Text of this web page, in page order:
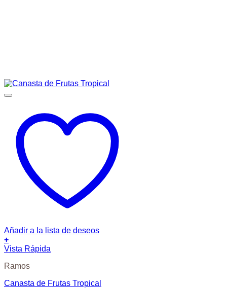
Añadir a la lista de deseos
+
Vista Rápida
Ramos
Canasta de Frutas Tropical